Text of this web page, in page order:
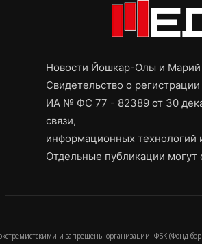
Новости Йошкар-Олы и
Свидетельство о
ИА № ФС 77 - 82389 от 30
связи,
информационных технологий
Отдельные публикации могут
и запрещены организации: ФБК (Фонд